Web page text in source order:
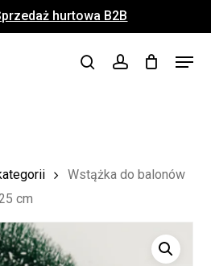
hurtowa B2B
searchaccount
Menu
Close
Wstążka do balonów
cm
Menu